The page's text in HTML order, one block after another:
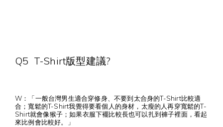
Q5 T-Shirt版型建議?
W：「一般台灣男生適合穿修身、不要到太合身的T-Shirt比較適
合；寬鬆的T-Shirt我覺得要看個人的身材，太瘦的人再穿寬鬆的T-
Shirt就會像猴子；如果衣服下襬比較長也可以扎到褲子裡面，看起
來比例會比較好。」